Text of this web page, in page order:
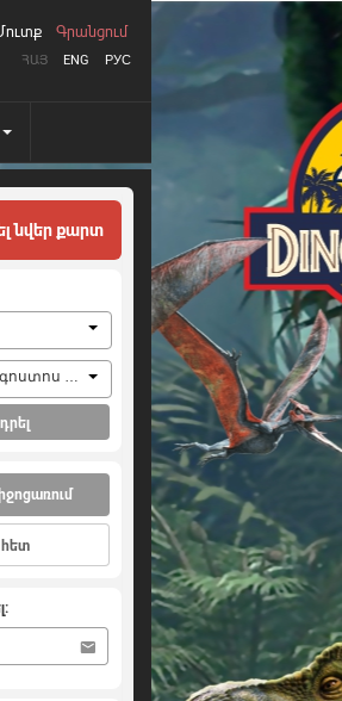
ՀԱՅ ENG РУС
Գրանցում
նվեր քարտ
Հինգշաբթի, Օգոստոս 6, 2026
հետ